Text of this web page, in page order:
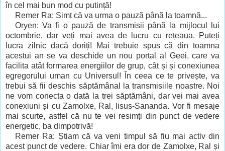
în cel mai bun mod cu putință!
Remer Ra: Simt că va urma o pauză până la toamnă...
Oryen: Va fi o pauză de transmisii până la mijlocul lui
octombrie, dar veți mai avea de lucru cu rețeaua. Puteți
lucra zilnic dacă doriți! Mai trebuie spus că din toamna
acestui an se va deschide un nou portal al Geei, care va
facilita atât formarea energiilor de grup, cât și și conexiunea
egregorului uman cu Universul! În ceea ce te privește, va
trebui să fii deschis săptămânal la transmisiile noastre. Noi
ne vom conecta o dată la trei săptămâni, dar vei mai avea
conexiuni și cu Zamolxe, Ral, Iisus-Sananda. Vor fi mesaje
mai scurte, astfel că nu te vei resimți din punct de vedere
energetic, ba dimpotrivă!
Remer Ra: Știam că va veni timpul să fiu mai activ din
acest punct de vedere. Chiar îmi era dor de Zamolxe, Ral și